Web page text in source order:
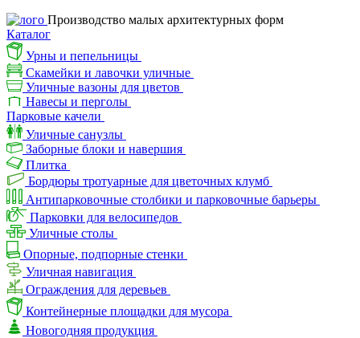
Производство малых архитектурных форм
Каталог
Урны и пепельницы
Скамейки и лавочки уличные
Уличные вазоны для цветов
Навесы и перголы
Парковые качели
Уличные санузлы
Заборные блоки и навершия
Плитка
Бордюры тротуарные для цветочных клумб
Антипарковочные столбики и парковочные барьеры
Парковки для велосипедов
Уличные столы
Опорные, подпорные стенки
Уличная навигация
Ограждения для деревьев
Контейнерные площадки для мусора
Новогодняя продукция